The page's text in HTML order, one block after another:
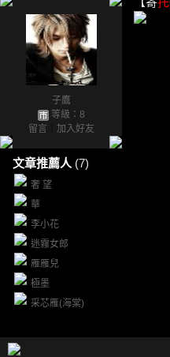
子鷹
等級：8
留言
加入好友
文章推薦人 (7)
奢 望
華
李小花
迷霧女郎
雁雁兒
極墨
采芯雁(海棠)